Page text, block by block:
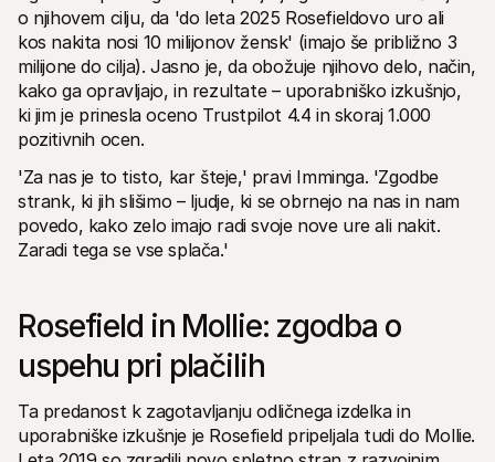
o njihovem cilju, da 'do leta 2025 Rosefieldovo uro ali
kos nakita nosi 10 milijonov žensk' (imajo še približno 3
milijone do cilja). Jasno je, da obožuje njihovo delo, način,
kako ga opravljajo, in rezultate – uporabniško izkušnjo,
ki jim je prinesla oceno Trustpilot 4.4 in skoraj 1.000
pozitivnih ocen.
'Za nas je to tisto, kar šteje,' pravi Imminga. 'Zgodbe
strank, ki jih slišimo – ljudje, ki se obrnejo na nas in nam
povedo, kako zelo imajo radi svoje nove ure ali nakit.
Zaradi tega se vse splača.'
Rosefield in Mollie: zgodba o
uspehu pri plačilih
Ta predanost k zagotavljanju odličnega izdelka in
uporabniške izkušnje je Rosefield pripeljala tudi do Mollie.